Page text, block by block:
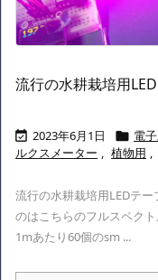
流行の水耕栽培用
 2023年6月1日  電
ルクスメーター , 植物用 ,
流行の水耕栽培用LEDテ
のはこちらのフルスペク
1mあたり60個のsm ...